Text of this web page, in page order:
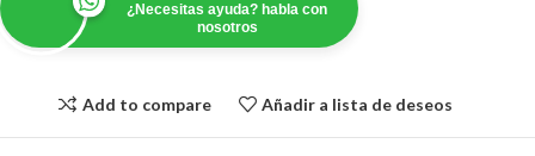
¿Necesitas ayuda? habla con
nosotros
Add to compare Añadir a lista de deseos